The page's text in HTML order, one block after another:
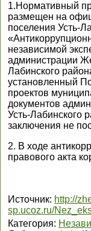
1.Нормативный
размещен на
поселения Усть-
независимой
администрации
Лабинского
установленный
проектов
документов
Усть-Лабинского
заключения не
2. В ходе
правового акта
Источник: http://
sp.ucoz.ru/
Категория: